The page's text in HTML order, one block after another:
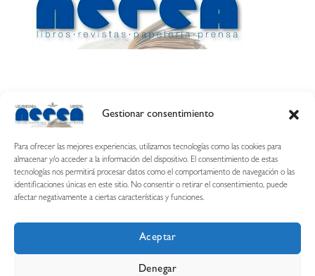
Gestionar consentimiento
Para ofrecer las mejores experiencias, utilizamos tecnologías como las cookies para
almacenar y/o acceder a la información del dispositivo. El consentimiento de estas
tecnologías nos permitirá procesar datos como el comportamiento de navegación o las
identificaciones únicas en este sitio. No consentir o retirar el consentimiento, puede
afectar negativamente a ciertas características y funciones.
Aceptar
Denegar
Calle Esquíroz, 27
687 54 31 70
nerearetamonge@gmail.com